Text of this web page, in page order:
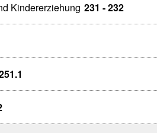
Kindererziehung 231 - 232